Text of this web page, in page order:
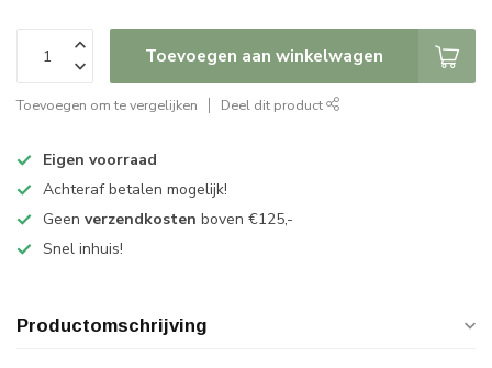
Toevoegen aan winkelwagen
Toevoegen om te vergelijken Deel dit product
Eigen voorraad
Achteraf betalen mogelijk!
Geen verzendkosten boven €125,-
Snel inhuis!
Productomschrijving